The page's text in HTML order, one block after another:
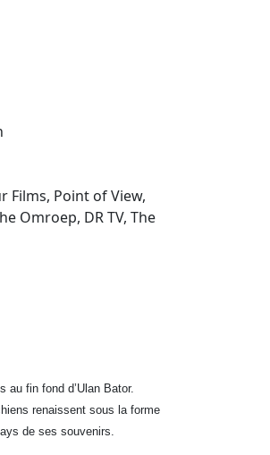
Films, Point of View,
Omroep, DR TV, The
fin fond d’Ulan Bator.
renaissent sous la forme
de ses souvenirs.